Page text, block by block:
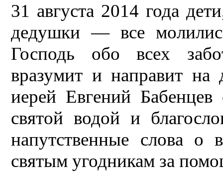
31 августа 2014 года
дедушки — все
Господь обо всех
вразумит и направит на
иерей Евгений
святой водой и
напутственные слова
святым угодникам за